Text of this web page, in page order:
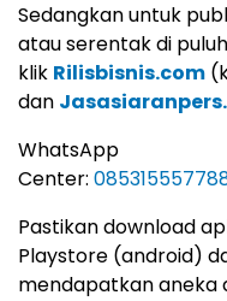
Sedangkan untuk
atau serentak di
klik Rilisbisnis.com
dan
WhatsApp
Center:
Pastikan download
Playstore (android)
mendapatkan aneka